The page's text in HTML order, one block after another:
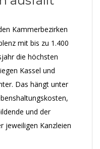
Kammerbezirken
mit bis zu 1.400
die höchsten
Kassel und
Das hängt unter
und der
jeweiligen Kanzleien